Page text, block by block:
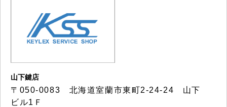
山下鍵店
〒050-0083 北海道室蘭市東町2-24-24 山下
ビル1Ｆ